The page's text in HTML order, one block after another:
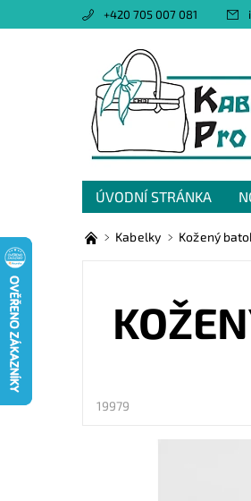
+420 705 007 081
ÚVODNÍ STRÁNKA
OBCHODNÍ PODMÍNKY
Kabelky Kožený
19979